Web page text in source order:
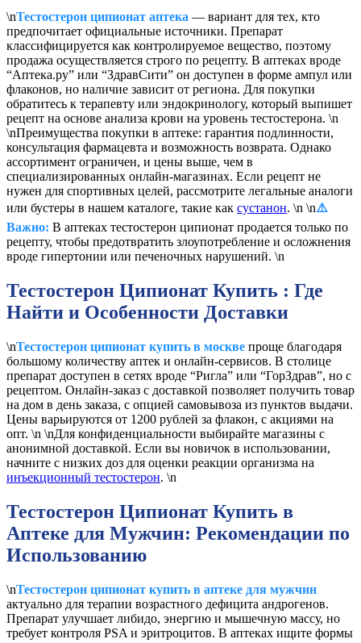
\nТестостерон ципионат аптека — вариант для тех, кто
предпочитает официальные источники. Препарат
классифицируется как контролируемое вещество, поэтому
продажа осуществляется строго по рецепту. В аптеках вроде
“Аптека.ру” или “ЗдравСити” он доступен в форме ампул или
флаконов, но наличие зависит от региона. Для покупки
обратитесь к терапевту или эндокринологу, который выпишет
рецепт на основе анализа крови на уровень тестостерона. \n
\nПреимущества покупки в аптеке: гарантия подлинности,
консультация фармацевта и возможность возврата. Однако
ассортимент ограничен, и цены выше, чем в
специализированных онлайн-магазинах. Если рецепт не
нужен для спортивных целей, рассмотрите легальные аналоги
или бустеры в нашем каталоге, такие как сустанон. \n \n⚠️
Важно: В аптеках тестостерон ципионат продается только по
рецепту, чтобы предотвратить злоупотребление и осложнения
вроде гипертонии или печеночных нарушений. \n
Тестостерон Ципионат Купить : Где
Найти и Особенности Доставки
\nТестостерон ципионат купить в москве проще благодаря
большому количеству аптек и онлайн-сервисов. В столице
препарат доступен в сетях вроде “Ригла” или “ГорЗдрав”, но с
рецептом. Онлайн-заказ с доставкой позволяет получить товар
на дом в день заказа, с опцией самовывоза из пунктов выдачи.
Цены варьируются от 1200 рублей за флакон, с акциями на
опт. \n \nДля конфиденциальности выбирайте магазины с
анонимной доставкой. Если вы новичок в использовании,
начните с низких доз для оценки реакции организма на
инъекционный тестостерон. \n
Тестостерон Ципионат Купить в
Аптеке для Мужчин: Рекомендации по
Использованию
\nТестостерон ципионат купить в аптеке для мужчин
актуально для терапии возрастного дефицита андрогенов.
Препарат улучшает либидо, энергию и мышечную массу, но
требует контроля PSA и эритроцитов. В аптеках ищите формы